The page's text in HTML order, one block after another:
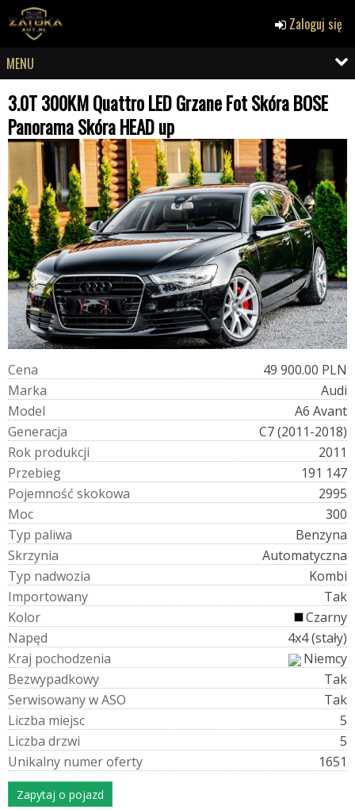
Zaloguj się
MENU
3.0T 300KM Quattro LED Grzane Fot Skóra BOSE
Panorama Skóra HEAD up
Cena
49 900.00 PLN
Marka
Audi
Model
A6 Avant
Generacja
C7 (2011-2018)
Rok produkcji
2011
Przebieg
191 147
Pojemność skokowa
2995
Moc
300
Typ paliwa
Benzyna
Skrzynia
Automatyczna
Typ nadwozia
Kombi
Importowany
Tak
Kolor
Czarny
Napęd
4x4 (stały)
Kraj pochodzenia
Niemcy
Bezwypadkowy
Tak
SerwisowanywASO
Tak
Liczba miejsc
5
Liczba drzwi
5
Unikalny numeroferty 1651
Zapytaj o pojazd